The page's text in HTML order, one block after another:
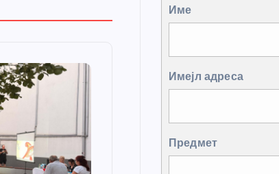
Име
Имејл адреса
Предмет